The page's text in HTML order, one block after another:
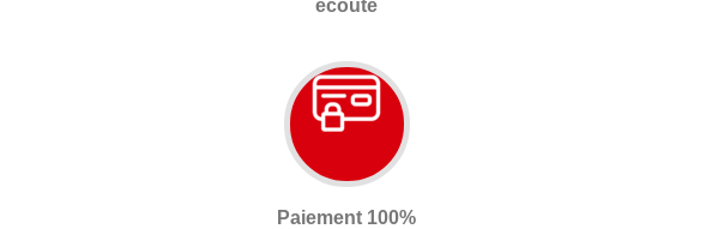
écoute
Paiement 100%